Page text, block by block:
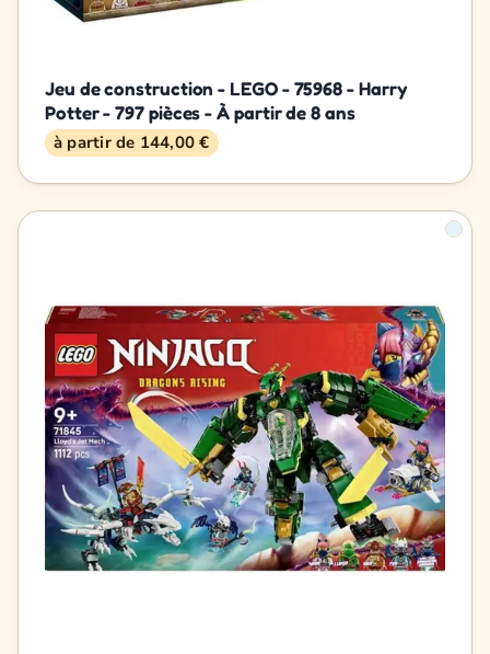
Jeu de construction - LEGO - 75968 - Harry
Potter - 797 pièces - À partir de 8 ans
à partir de 144,00 €